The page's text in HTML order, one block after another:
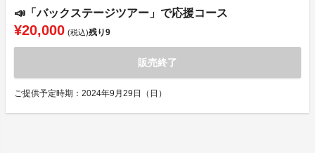
📣「バックステージツアー」で応援コース
¥20,000 (税込)残り9
販売終了
ご提供予定時期：2024年9月29日（日）